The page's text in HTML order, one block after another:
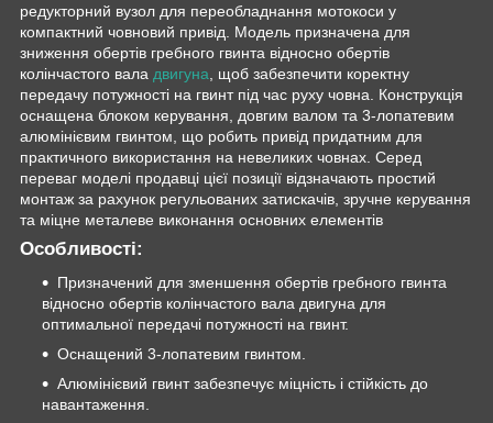
редукторний вузол для переобладнання мотокоси у
компактний човновий привід. Модель призначена для
зниження обертів гребного гвинта відносно обертів
колінчастого вала двигуна , щоб забезпечити коректну
передачу потужності на гвинт під час руху човна. Конструкція
оснащена блоком керування, довгим валом та 3-лопатевим
алюмінієвим гвинтом, що робить привід придатним для
практичного використання на невеликих човнах. Серед
переваг моделі продавці цієї позиції відзначають простий
монтаж за рахунок регульованих затискачів, зручне керування
та міцне металеве виконання основних елементів
Особливості:
Призначений для зменшення обертів гребного гвинта
відносно обертів колінчастого вала двигуна для
оптимальної передачі потужності на гвинт.
Оснащений 3-лопатевим гвинтом.
Алюмінієвий гвинт забезпечує міцність і стійкість до
навантаження.